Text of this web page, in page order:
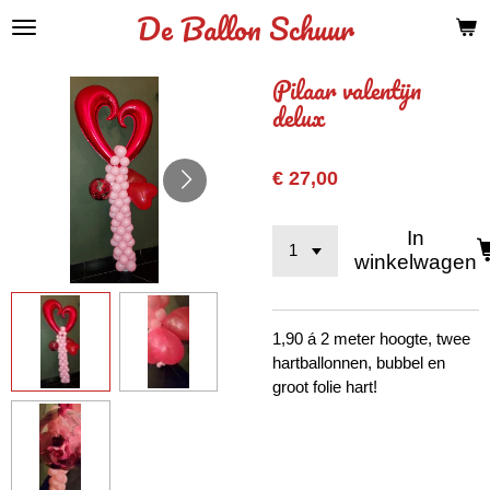
Ga
hoofdinhoud
De Ballon Schuur
Pilaar valentijn
delux
€ 27,00
In
winkelwagen
1,90 á 2 meter hoogte, twee
hartballonnen, bubbel en
groot folie hart!